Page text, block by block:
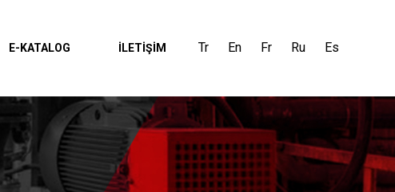
E-KATALOG İLETİŞİM Tr En Fr Ru Es